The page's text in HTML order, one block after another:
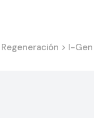
Regeneración > I-Gen